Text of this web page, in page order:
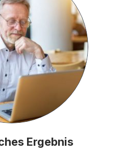
Ergebnis